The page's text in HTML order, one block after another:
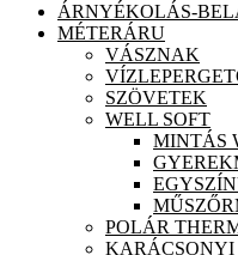
ÁRNYÉKOLÁS-
MÉTERÁRU
VÁSZNAK
SZÖVETEK
WELL SOFT
MINTÁS
POLÁR
KARÁCSONYI